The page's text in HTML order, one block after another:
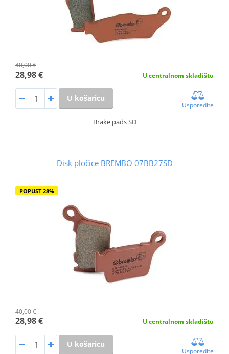
40,00 €
28,98 € U centralnom skladištu
U košaricu
Usporedite
Brake pads SD
Disk pločice BREMBO 07BB27SD
POPUST 28%
40,00 €
28,98 € U centralnom skladištu
U košaricu
Usporedite